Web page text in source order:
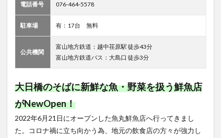
電話番号 076-464-5578
駐車場 有：17台 無料
公共機関
富山地方鉄道：越中荏原駅 徒歩43分
富山地方鉄道バス：大島口 徒歩3分
大日橋のそばに新鮮な魚・野菜を扱う鮮魚店
がNewOpen！
2022年6月21日にオープンした魚丸鮮魚店へ行ってきまし
た。コロナ禍に立ち向かう為、地元の飲食店の方々が強力し